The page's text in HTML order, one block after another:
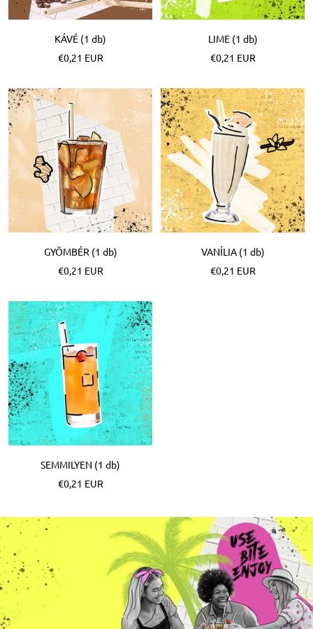
KÁVÉ (1 db)
Különleges
€0,21 EUR
LIME (1 db)
Különleges
€0,21 EUR
GYÖMBÉR (1 db)
Különleges
€0,21 EUR
VANÍLIA (1 db)
Különleges
€0,21 EUR
SEMMILYEN (1 db)
Különleges
€0,21 EUR